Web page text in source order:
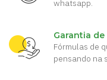
whatsapp.
Garantia
Fórmulas de
pensando na